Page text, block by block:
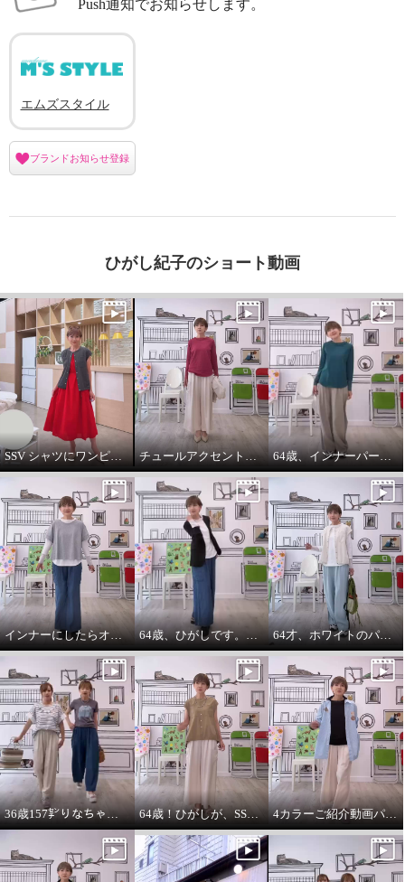
Push通知でお知らせします。
エムズスタイル
ブランドお知らせ登録
ひがし紀子のショート動画
SSV シャツにワンピースをコーデしてみました。 チュールアクセントパーカー64歳カジュアル大好きが推し！ 64歳、インナーパーカーは必需品です。
インナーにしたらオールシーズンいけます。インナーパーカー❤️ 64歳、ひがしです。わたしの時代は、やっぱりジャケットにパーカーを出す‼️ 64才、ホワイトのパーカーインナーはスタイリングに万能です。
36歳157㌢りなちゃんは60㌢丈、64歳163㌢のひがしは65㌢丈を履く 64歳！ひがしが、SSVのベスト最高！推し‼️コーデ 4カラーご紹介動画パーカー付きのインナーは、凄い使えます。